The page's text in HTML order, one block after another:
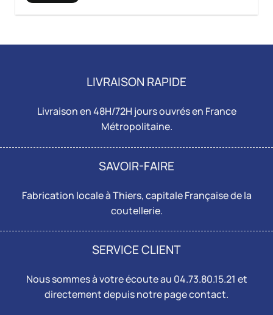
LIVRAISON RAPIDE
Livraison en 48H/72H jours ouvrés en France
Métropolitaine.
SAVOIR-FAIRE
Fabrication locale à Thiers, capitale Française de la
coutellerie.
SERVICE CLIENT
Nous sommes à votre écoute au 04.73.80.15.21 et
directement depuis notre pagecontact.